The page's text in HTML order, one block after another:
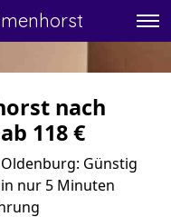
nach
118 €
Günstig
nur 5 Minuten